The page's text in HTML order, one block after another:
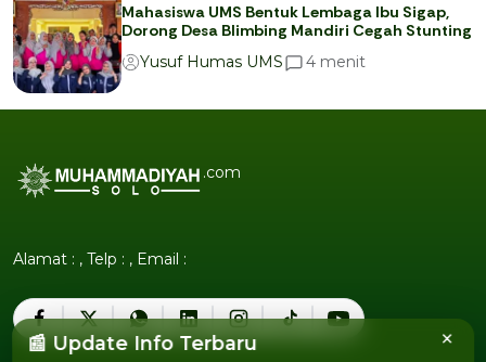
Mahasiswa UMS Bentuk Lembaga Ibu Sigap,
Dorong Desa Blimbing Mandiri Cegah Stunting
Yusuf Humas UMS
4 menit
.com
Alamat : , Telp : , Email :
📰 Update Info Terbaru ×